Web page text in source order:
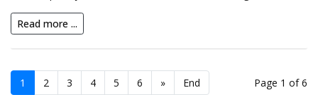
Read more ...
1 2 3 4 5 6 » End Page 1 of 6